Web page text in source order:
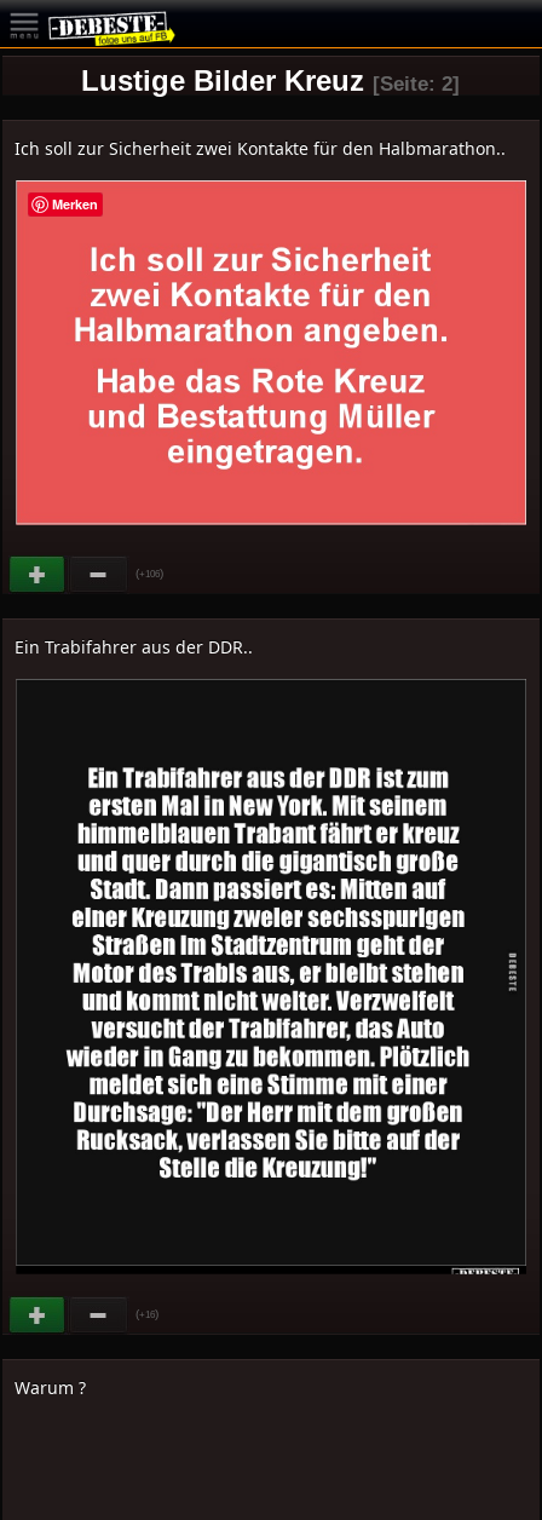
Lustige Bilder Kreuz [Seite: 2]
Ich soll zur Sicherheit zwei Kontakte für den Halbmarathon..
(+106)
Ein Trabifahrer aus der DDR..
(+16)
Warum ?
Merken